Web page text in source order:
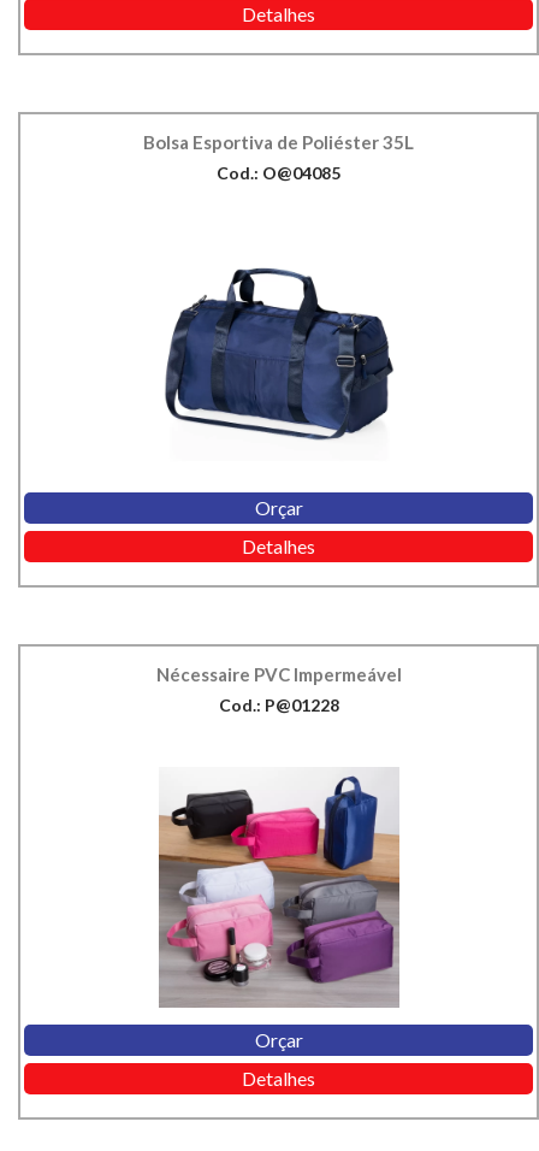
Detalhes
Bolsa Esportiva de Poliéster 35L
Cod.: O@04085
Orçar
Detalhes
Nécessaire PVC Impermeável
Cod.: P@01228
Orçar
Detalhes